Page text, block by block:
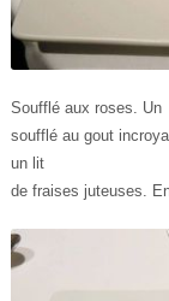
Soufflé aux roses. Un
soufflé au gout
un lit
de fraises juteuses.